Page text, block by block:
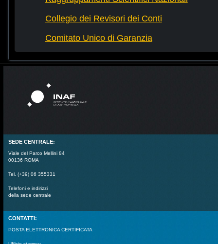
Collegio dei Revisori dei Conti
Comitato Unico di Garanzia
SEDE CENTRALE:
Viale del Parco Mellini 84
00136 ROMA
Tel. (+39) 06 355331
Telefoni e indirizzi
della sede centrale
CONTATTI:
POSTA ELETTRONICA CERTIFICATA